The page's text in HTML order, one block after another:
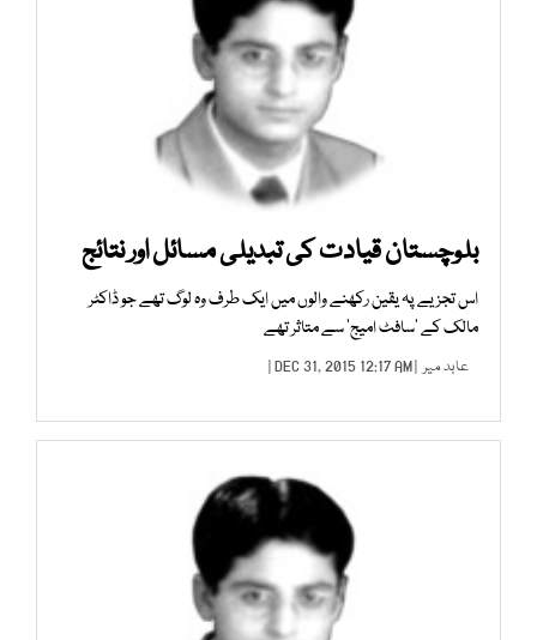
بلوچستان قیادت کی تبدیلی مسائل اور نتائج
اس تجزیے پہ یقین رکھنے والوں میں ایک طرف وہ لوگ تھے جو ڈاکٹر
مالک کے ’سافٹ امیج‘ سے متاثر تھے
عابد میر | DEC 31, 2015 12:17 AM |